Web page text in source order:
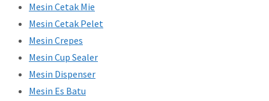
Mesin Cetak Mie
Mesin Cetak Pelet
Mesin Crepes
Mesin Cup Sealer
Mesin Dispenser
Mesin Es Batu